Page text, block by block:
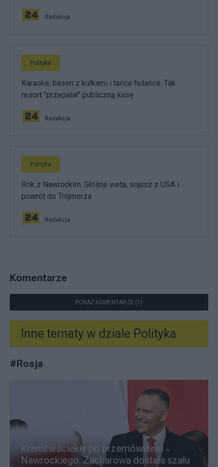
Redakcja
Polityka
Karaoke, basen z kulkami i tańce hulańce. Tak
resort "przepalał" publiczną kasę
Redakcja
Polityka
Rok z Nawrockim. Głośne weta, sojusz z USA i
powrót do Trójmorza
Redakcja
Komentarze
POKAŻ KOMENTARZE (1)
Inne tematy w dziale Polityka
#Rosja
Kreml wściekły po przemówieniu
Nawrockiego. Zacharowa dostała szału